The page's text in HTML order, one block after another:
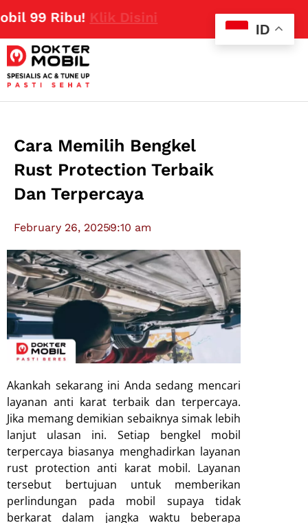
Ribu! Klik Disini
Cara Memilih Bengkel
Rust Protection Terbaik
Dan Terpercaya
February 26, 20259:10 am
Akankah sekarang ini Anda sedang mencari
layanan anti karat terbaik dan terpercaya.
Jika memang demikian sebaiknya simak lebih
lanjut ulasan ini. Setiap bengkel mobil
terpercaya biasanya menghadirkan layanan
rust protection anti karat mobil. Layanan
tersebut bertujuan untuk memberikan
perlindungan pada mobil supaya tidak
berkarat dalam jangka waktu beberapa
ID